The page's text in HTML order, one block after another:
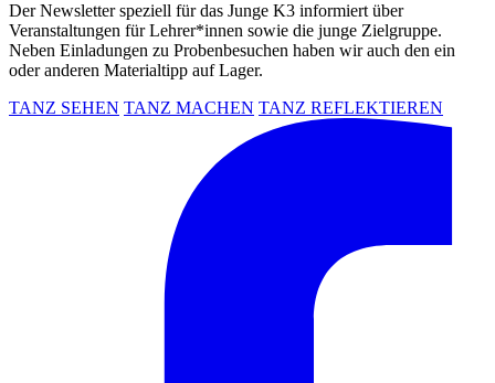
Der Newsletter speziell für das Junge K3 informiert über
Veranstaltungen für Lehrer*innen sowie die junge Zielgruppe.
Neben Einladungen zu Probenbesuchen haben wir auch den ein
oder anderen Materialtipp auf Lager.
TANZ SEHEN TANZ MACHEN TANZ REFLEKTIEREN